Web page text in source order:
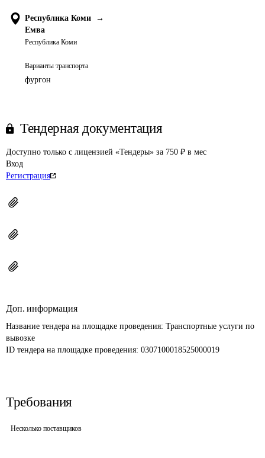
Республика Коми
→
Емва
Республика Коми
Варианты транспорта
фургон
Тендерная документация
Доступно только с лицензией «Тендеры» за 750 ₽ в мес
Вход
Регистрация
Доп. информация
Название тендера на площадке проведения: Транспортные услуги по
вывозке
ID тендера на площадке проведения: 0307100018525000019
Требования
Несколько поставщиков